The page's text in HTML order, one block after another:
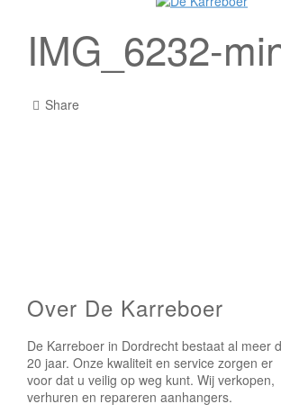
IMG_6232-
Share
Over De Karreboer
De Karreboer in Dordrecht bestaat al meer
20 jaar. Onze kwaliteit en service zorgen er
voor dat u veilig op weg kunt. Wij verkopen,
verhuren en repareren aanhangers.